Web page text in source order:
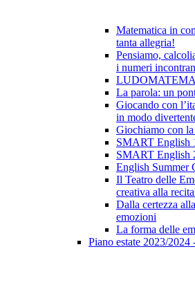
Matematica in
tanta allegria!
Pensiamo,
i numeri
La parola: un
Giocando con
in modo
Giochiamo con
SMART English
SMART English
English Summer
Il Teatro delle
creativa alla
Dalla certezza
emozioni
La forma delle
Piano estate 2023/2024